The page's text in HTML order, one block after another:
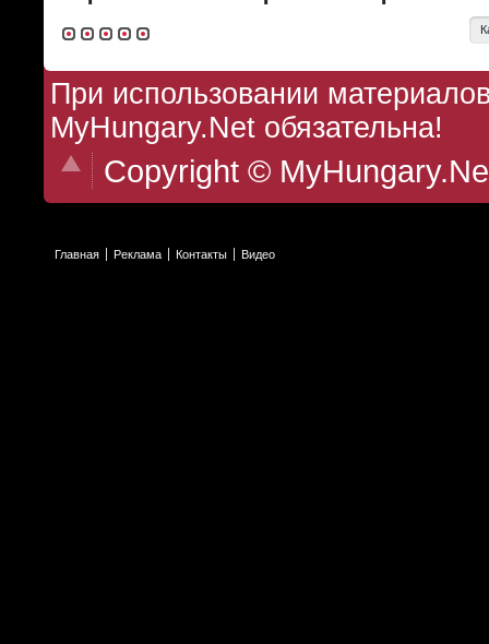
При использовании
MyHungary.Net обязательна!
Copyright ©
Главная Реклама Контакты Видео